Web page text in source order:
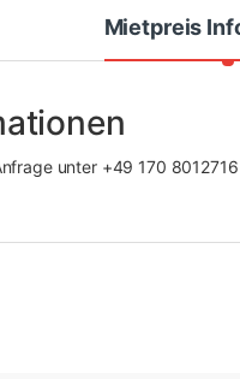
Mietpreis
unter +49 170